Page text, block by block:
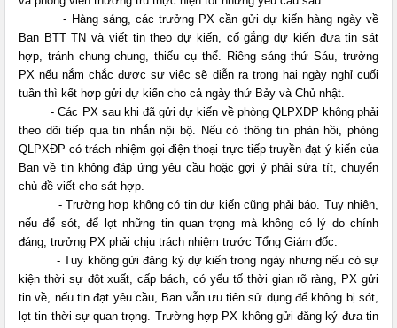
- Hàng sáng, các trưởng PX cần gửi dự kiến hàng ngày về
Ban BTT TN và viết tin theo dự kiến, cố gắng dự kiến đưa tin sát
hợp, tránh chung chung, thiếu cụ thể. Riêng sáng thứ Sáu, trưởng
PX nếu nắm chắc được sự việc sẽ diễn ra trong hai ngày nghỉ cuối
tuần thì kết hợp gửi dự kiến cho cả ngày thứ Bảy và Chủ nhật.
- Các PX sau khi đã gửi dự kiến về phòng QLPXĐP không phải
theo dõi tiếp qua tin nhắn nội bộ. Nếu có thông tin phản hồi, phòng
QLPXĐP có trách nhiệm gọi điện thoại trực tiếp truyền đạt ý kiến của
Ban về tin không đáp ứng yêu cầu hoặc gợi ý phải sửa tít, chuyển
chủ đề viết cho sát hợp.
- Trường hợp không có tin dự kiến cũng phải báo. Tuy nhiên,
nếu để sót, để lọt những tin quan trọng mà không có lý do chính
đáng, trưởng PX phải chịu trách nhiệm trước Tổng Giám đốc.
- Tuy không gửi đăng ký dự kiến trong ngày nhưng nếu có sự
kiện thời sự đột xuất, cấp bách, có yếu tố thời gian rõ ràng, PX gửi
tin về, nếu tin đạt yêu cầu, Ban vẫn ưu tiên sử dụng để không bị sót,
lọt tin thời sự quan trọng. Trường hợp PX không gửi đăng ký đưa tin